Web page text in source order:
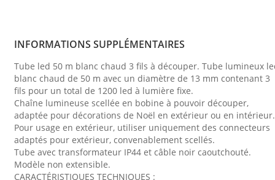
INFORMATIONS SUPPLÉMENTAIRES
Tube led 50 m blanc chaud 3 fils à découper. Tube lumineux
blanc chaud de 50 m avec un diamètre de 13 mm contenant 3
fils pour un total de 1200 led à lumière fixe.
Chaîne lumineuse scellée en bobine à pouvoir découper,
adaptée pour décorations de Noël en extérieur ou en intérieur.
Pour usage en extérieur, utiliser uniquement des connecteurs
adaptés pour extérieur, convenablement scellés.
Tube avec transformateur IP44 et câble noir caoutchouté.
Modèle non extensible.
CARACTÉRISTIQUES TECHNIQUES :